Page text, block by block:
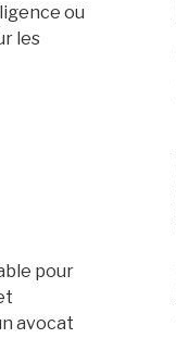
ou
les
pour
avocat